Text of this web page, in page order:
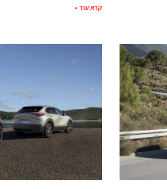
קרא עוד »